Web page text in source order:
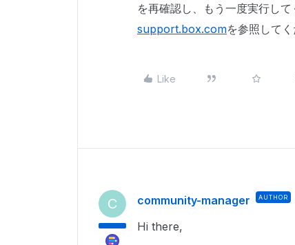
を再確認し、もう一度実行し
support.box.comを参照してく
Like
C community-manager AUTHOR
Hi there,